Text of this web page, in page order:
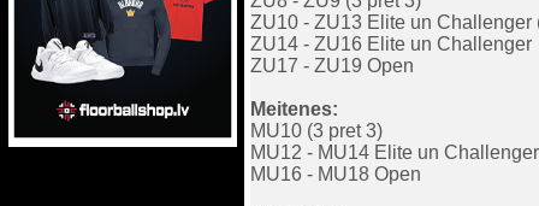
ZU10 - ZU13 Elite un Challenger
ZU14 - ZU16 Elite un Challenger
ZU17 - ZU19 Open
Meitenes:
MU10 (3 pret 3)
MU12 - MU14 Elite un
MU16 - MU18 Open